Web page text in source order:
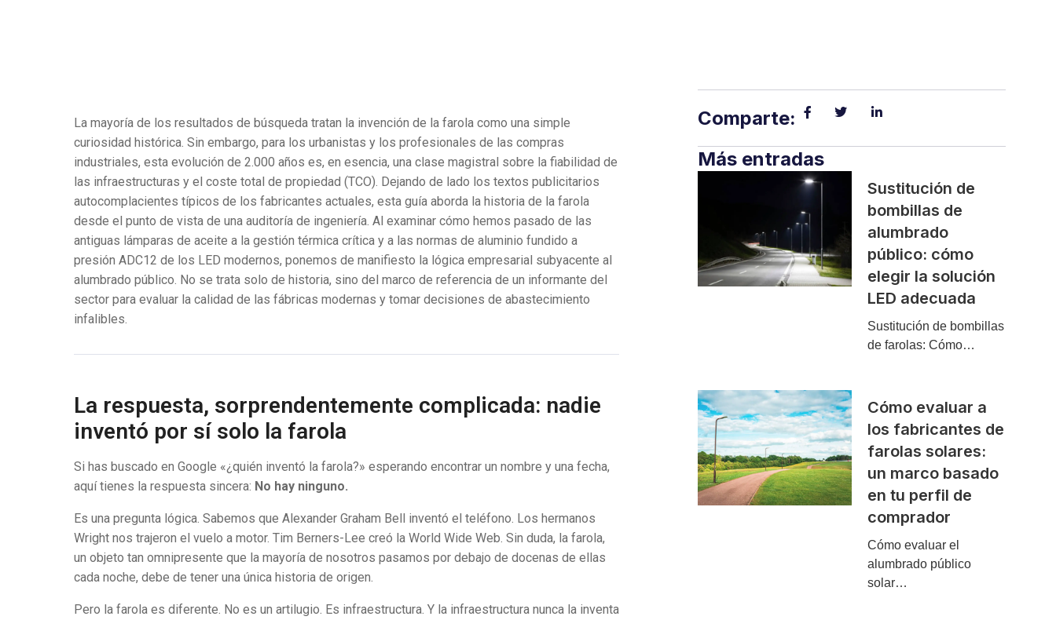
La mayoría de los resultados de búsqueda tratan la invención de la farola como una simple
curiosidad histórica. Sin embargo, para los urbanistas y los profesionales de las compras
industriales, esta evolución de 2.000 años es, en esencia, una clase magistral sobre la fiabilidad de
las infraestructuras y el coste total de propiedad (TCO). Dejando de lado los textos publicitarios
autocomplacientes típicos de los fabricantes actuales, esta guía aborda la historia de la farola
desde el punto de vista de una auditoría de ingeniería. Al examinar cómo hemos pasado de las
antiguas lámparas de aceite a la gestión térmica crítica y a las normas de aluminio fundido a
presión ADC12 de los LED modernos, ponemos de manifiesto la lógica empresarial subyacente al
alumbrado público. No se trata solo de historia, sino del marco de referencia de un informante del
sector para evaluar la calidad de las fábricas modernas y tomar decisiones de abastecimiento
infalibles.
La respuesta, sorprendentemente complicada: nadie
inventó por sí solo la farola
Si has buscado en Google «¿quién inventó la farola?» esperando encontrar un nombre y una fecha,
aquí tienes la respuesta sincera: No hay ninguno.
Es una pregunta lógica. Sabemos que Alexander Graham Bell inventó el teléfono. Los hermanos
Wright nos trajeron el vuelo a motor. Tim Berners-Lee creó la World Wide Web. Sin duda, la farola,
un objeto tan omnipresente que la mayoría de nosotros pasamos por debajo de docenas de ellas
cada noche, debe de tener una única historia de origen.
Pero la farola es diferente. No es un artilugio. Es infraestructura. Y la infraestructura nunca la inventa
Comparte:
Más entradas
Sustitución de
bombillas de
alumbrado
público: cómo
elegir la solución
LED adecuada
Sustitución de bombillas
de farolas: Cómo…
Cómo evaluar a
los fabricantes de
farolas solares:
un marco basado
en tu perfil de
comprador
Cómo evaluar el
alumbrado público
solar…